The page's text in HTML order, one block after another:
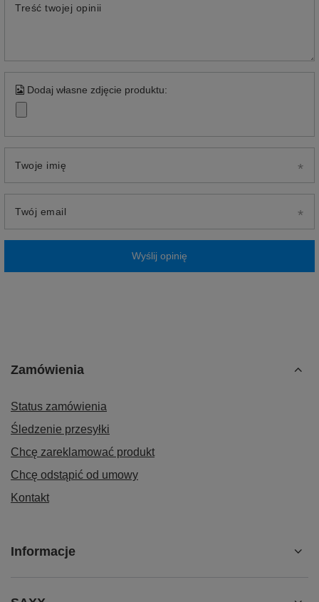
Treść twojej opinii
Dodaj własne zdjęcie produktu:
Twoje imię
Twój email
Wyślij opinię
Zamówienia
Status zamówienia
Śledzenie przesyłki
Chcę zareklamować produkt
Chcę odstąpić od umowy
Kontakt
Informacje